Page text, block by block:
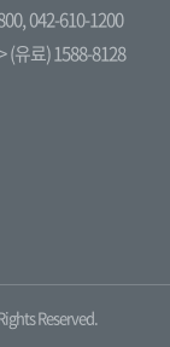
042-610-1200
(유료) 1588-8128
Reserved.